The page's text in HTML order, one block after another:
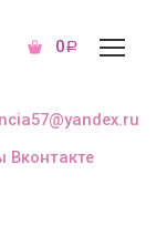
0Р
Вконтакте